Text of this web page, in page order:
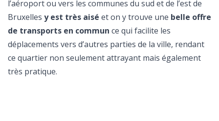
l’aéroport ou vers les communes du sud et de l’est de
Bruxelles y est très aisé et on y trouve une belle offre
de transports en commun ce qui facilite les
déplacements vers d’autres parties de la ville, rendant
ce quartier non seulement attrayant mais également
très pratique.